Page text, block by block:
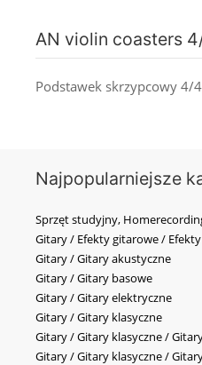
AN violin coasters
Podstawek skrzypcowy 4/
Najpopularniejsze
Sprzęt studyjny,
Gitary / Efekty gitarowe /
Gitary / Gitary akustyczne
Gitary / Gitary basowe
Gitary / Gitary elektryczne
Gitary / Gitary klasyczne
Gitary / Gitary klasyczne /
Gitary / Gitary klasyczne /